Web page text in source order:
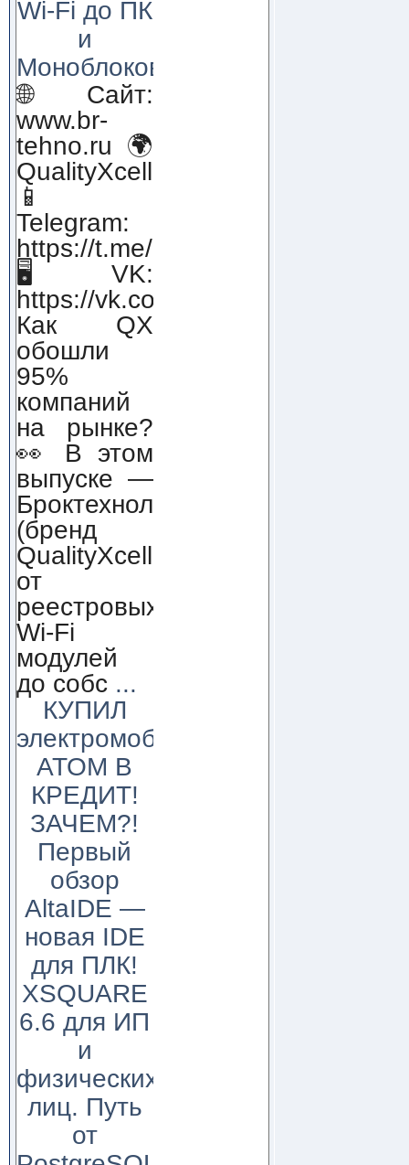
Wi-Fi до ПК
и
Моноблоков!
🌐 Сайт:
www.br-
tehno.ru 🌍
QualityXcellence.ru
📱
Telegram:
https://t.me/qx_lab_IT
🖥 VK:
https://vk.com/qualityxcellenc
Как QX
обошли
95%
компаний
на рынке?
👀 В этом
выпуске —
Броктехнолоджи
(бренд
QualityXcellence):
от
реестровых
Wi-Fi
модулей
до собс ...
КУПИЛ
электромобиль
АТОМ В
КРЕДИТ!
ЗАЧЕМ?!
Первый
обзор
AltaIDE —
новая IDE
для ПЛК!
XSQUARE
6.6 для ИП
и
физических
лиц. Путь
от